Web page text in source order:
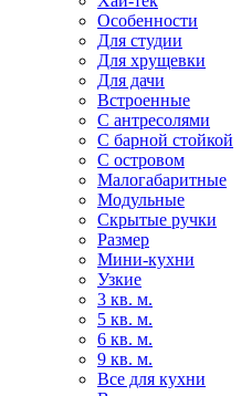
Особенности
Для студии
Для хрущевки
Для дачи
Встроенные
С антресолями
С барной стойкой
С островом
Малогабаритные
Модульные
Скрытые ручки
Размер
Мини-кухни
Узкие
3 кв. м.
5 кв. м.
6 кв. м.
9 кв. м.
Все для кухни